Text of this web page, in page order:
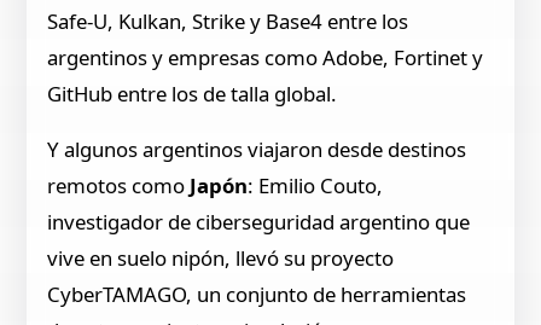
Safe-U, Kulkan, Strike y Base4 entre los
argentinos y empresas como Adobe, Fortinet y
GitHub entre los de talla global.
Y algunos argentinos viajaron desde destinos
remotos como Japón: Emilio Couto,
investigador de ciberseguridad argentino que
vive en suelo nipón, llevó su proyecto
CyberTAMAGO, un conjunto de herramientas